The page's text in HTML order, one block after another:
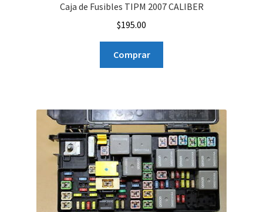
Caja de Fusibles TIPM 2007 CALIBER
$195.00
Comprar